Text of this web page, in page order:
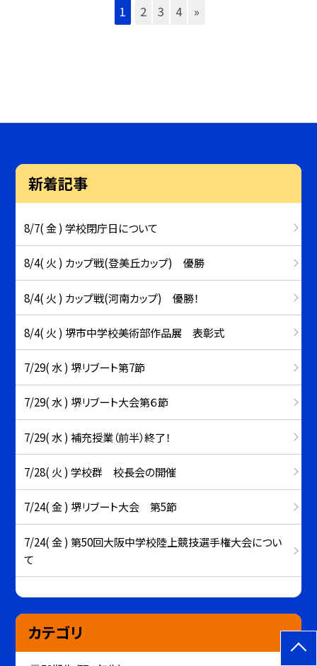
1 2 3 4 »
新着記事
8/7( 金 ) 学校閉庁日について
8/4( 火 ) カップ戦(登美丘カップ) 優勝
8/4( 火 ) カップ戦(河南カップ) 優勝！
8/4( 火 ) 堺市中学校美術部作品展 表彰式
7/29( 水 ) 堺リブート第7節
7/29( 水 ) 堺リブート大会第６節
7/29( 水 ) 補充授業（前半）終了！
7/28( 火 ) 学校群 校長会の開催
7/24( 金 ) 堺リブート大会 第5節
7/24( 金 ) 第50回大阪中学校陸上競技選手権大会につい
て
カテゴリ